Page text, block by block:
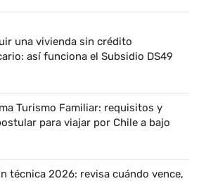
una vivienda sin crédito
así funciona el Subsidio DS49
Turismo Familiar: requisitos y
para viajar por Chile a bajo
técnica 2026: revisa cuándo vence,